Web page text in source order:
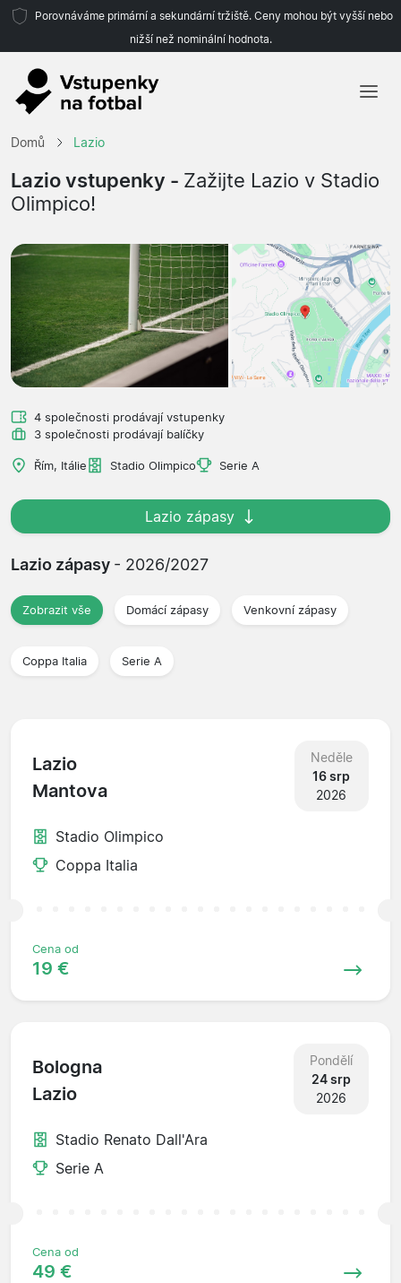
Porovnáváme primární a sekundární tržiště. Ceny mohou být vyšší nebo
nižší než nominální hodnota.
Týmy
Domů Lazio
Lazio vstupenky - Zažijte Lazio v Stadio
Olimpico!
4 společnosti prodávají vstupenky
3 společnosti prodávají balíčky
Řím, Itálie Stadio Olimpico Serie A
Lazio zápasy
Lazio zápasy - 2026/2027
Zobrazit vše Domácí zápasy Venkovní zápasy
Coppa Italia Serie A
Lazio
Mantova
Neděle
16 srp
2026
Stadio Olimpico
Coppa Italia
Cena od
19 €
Bologna
Lazio
Pondělí
24 srp
2026
Stadio Renato Dall'Ara
Serie A
Cena od
49 €